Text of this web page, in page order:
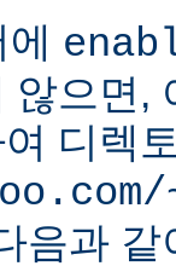
않으면,
디렉
음과 같